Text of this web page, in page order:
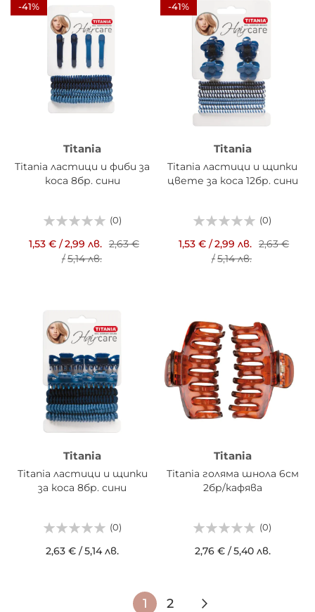
-41%
Titania
Titania ластици и фиби за
коса 8бр. сини
(0)
1,53 €/2,99 лв. 2,63 €
/5,14 лв.
-41%
Titania
Titania ластици и щипки
цвете за коса 12бр. сини
(0)
1,53 € /2,99 лв. 2,63 €
/5,14 лв.
Titania
Titania ластици и щипки
за коса 8бр. сини
(0)
2,63 € /5,14 лв.
Titania
Titania голяма шнола 6см
2бр/кафява
(0)
2,76 €/5,40 лв.
Страница
В
1 Страница
2